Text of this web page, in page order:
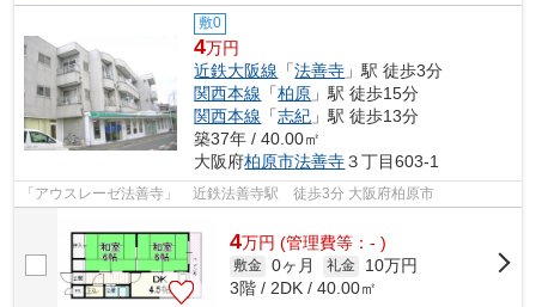
敷0
4万円
近鉄大阪線 「法善寺 」駅 徒歩3分
関西本線 「柏原 」駅 徒歩15分
関西本線 「志紀 」駅 徒歩13分
築37年 / 40.00㎡
大阪府柏原市法善寺３丁目603-1
「アウスレーゼ法善寺」 近鉄法善寺駅 徒歩3分 大阪府柏原市
4万円 (管理費等：- )
敷金 0ヶ月 礼金
10万円
3階 / 2DK / 40.00㎡